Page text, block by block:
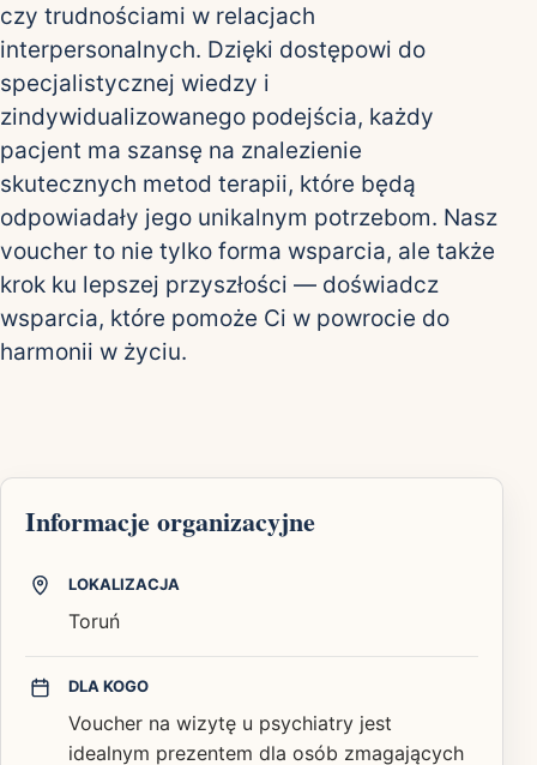
czy trudnościami w relacjach
interpersonalnych. Dzięki dostępowi do
specjalistycznej wiedzy i
zindywidualizowanego podejścia, każdy
pacjent ma szansę na znalezienie
skutecznych metod terapii, które będą
odpowiadały jego unikalnym potrzebom. Nasz
voucher to nie tylko forma wsparcia, ale także
krok ku lepszej przyszłości — doświadcz
wsparcia, które pomoże Ci w powrocie do
harmonii w życiu.
Informacje organizacyjne
LOKALIZACJA
Toruń
DLA KOGO
Voucher na wizytę u psychiatry jest
idealnym prezentem dla osób zmagających